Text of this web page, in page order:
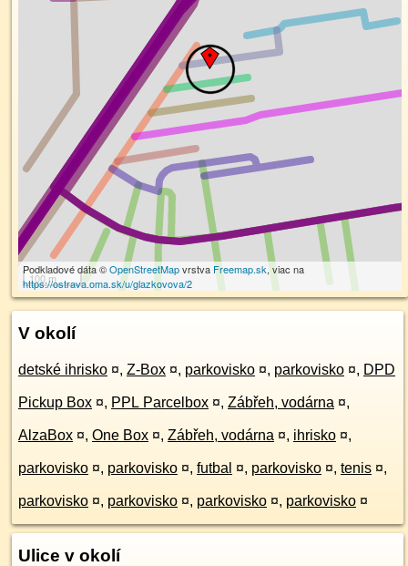
100 m
Podkladové dáta ©OpenStreetMapvrstva Freemap.sk, viac na
https://ostrava.oma.sk/u/glazkovova/2
V okolí
detské ihrisko ¤, Z-Box ¤, parkovisko ¤, parkovisko ¤, DPD
Pickup Box ¤, PPL Parcelbox ¤, Zábřeh, vodárna ¤,
AlzaBox ¤, One Box ¤, Zábřeh, vodárna ¤, ihrisko ¤,
parkovisko ¤, parkovisko ¤, futbal ¤, parkovisko ¤, tenis ¤,
parkovisko ¤, parkovisko ¤, parkovisko ¤, parkovisko ¤
Ulice v okolí